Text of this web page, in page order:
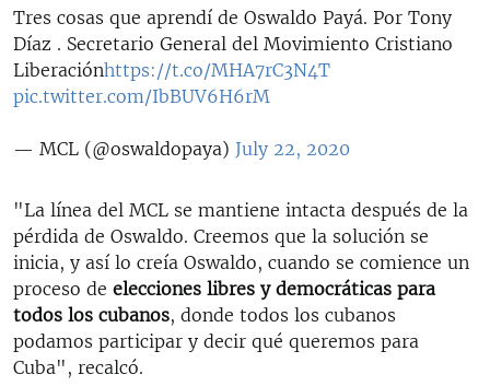
Tres cosas que aprendí de Oswaldo Payá. Por Tony
Díaz . Secretario General del Movimiento Cristiano
Liberaciónhttps://t.co/MHA7rC3N4T
pic.twitter.com/IbBUV6H6rM
— MCL (@oswaldopaya) July 22, 2020
"La línea del MCL se mantiene intacta después de la
pérdida de Oswaldo. Creemos que la solución se
inicia, y así lo creía Oswaldo, cuando se comience un
proceso de elecciones libres y democráticas para
todos los cubanos, donde todos los cubanos
podamos participar y decir qué queremos para
Cuba", recalcó.